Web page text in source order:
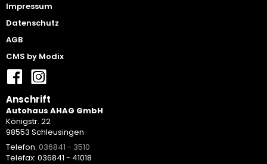
Impressum
Datenschutz
AGB
CMS by Modix
Anschrift
Autohaus AHAG GmbH
Königstr. 22
98553 Schleusingen
Telefon: 036841 - 3510
Telefax: 036841 - 41018